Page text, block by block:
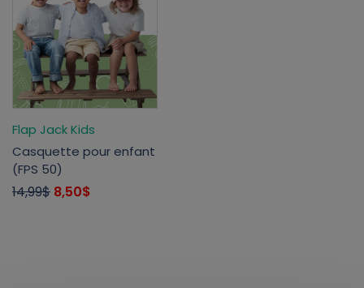
Flap Jack Kids
Casquette pour enfant
(FPS 50)
14,99$ 8,50$